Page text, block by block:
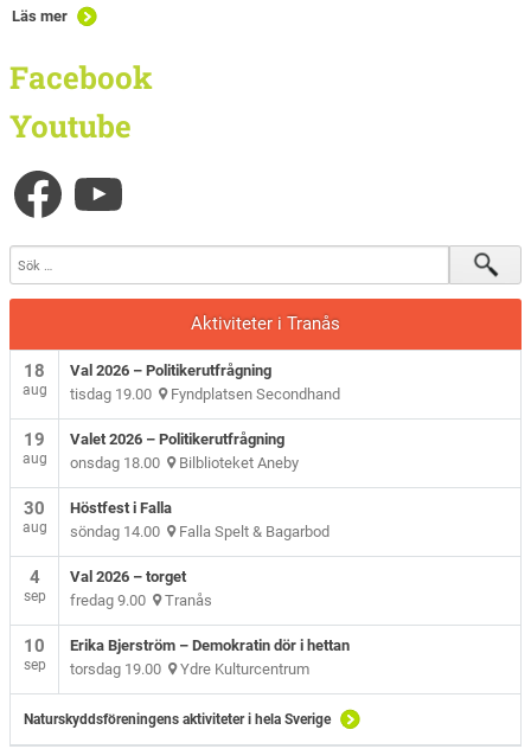
Läs mer
Facebook
Youtube
Aktiviteter i Tranås
18
aug
Val 2026 – Politikerutfrågning
tisdag 19.00 Fyndplatsen Secondhand
19
aug
Valet 2026 – Politikerutfrågning
onsdag 18.00 Bilblioteket Aneby
30
aug
Höstfest i Falla
söndag 14.00 Falla Spelt & Bagarbod
4
sep
Val 2026 – torget
fredag 9.00 Tranås
10
sep
Erika Bjerström – Demokratin dör i hettan
torsdag 19.00 Ydre Kulturcentrum
Naturskyddsföreningens aktiviteter i hela Sverige